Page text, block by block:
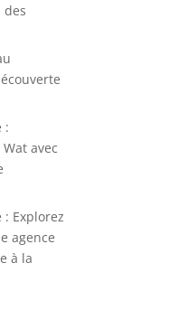
des
:
avec
: Explorez
agence
à la